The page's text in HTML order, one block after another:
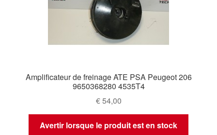
Amplificateur de freinage ATE PSA Peugeot 206
9650368280 4535T4
€54,00
Avertir lorsque le produit est en stock